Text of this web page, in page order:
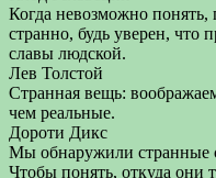
Когда невозможно понять,
странно, будь уверен, что
славы людской.
Лев Толстой
Странная вещь:
чем реальные.
Дороти Дикс
Мы обнаружили странные
Чтобы понять, откуда